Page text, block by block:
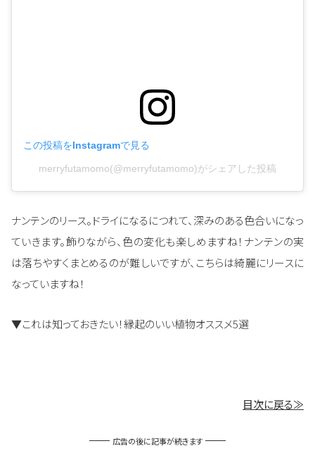
この投稿をInstagramで見る
merryfutamomo(@merryfutamomo)がシェアした投稿
ナンテンのリース。ドライになるにつれて、深みのある色合いになっ
ていきます。飾りながら、色の変化も楽しめますね！ナンテンの実
は落ちやすくまとめるのが難しいですが、こちらは綺麗にリースに
なっていますね！
▼これは知っておきたい！縁起のいい植物オススメ5選
目次に戻る≫
広告の後に記事が続きます